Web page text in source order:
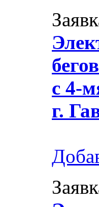
с 4-
г.